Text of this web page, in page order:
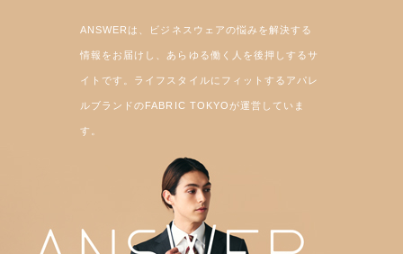
ANSWERは、ビジネスウェアの悩みを解決する
情報をお届けし、あらゆる働く人を後押しするサ
イトです。ライフスタイルにフィットするアパレ
ルブランドのFABRIC TOKYOが運営していま
す。